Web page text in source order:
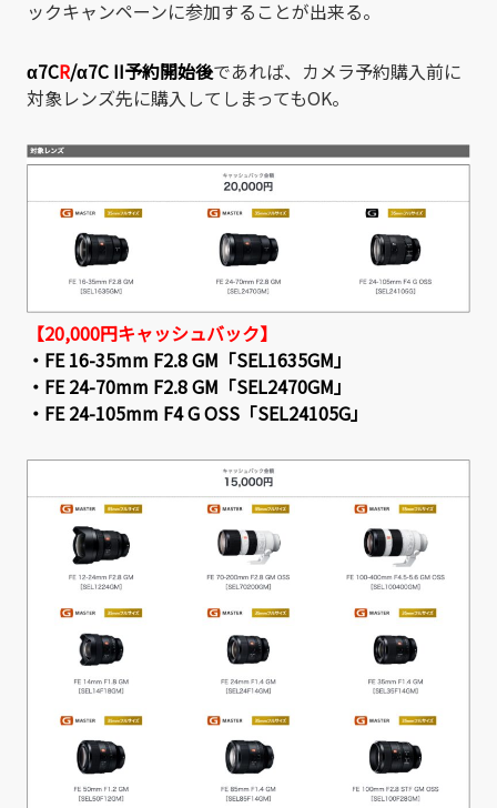
ックキャンペーンに参加することが出来る。
α7CR/α7C II予約開始後であれば、カメラ予約購入前に
対象レンズ先に購入してしまってもOK。
【20,000円キャッシュバック】
・FE 16-35mm F2.8 GM「SEL1635GM」
・FE 24-70mm F2.8 GM「SEL2470GM」
・FE 24-105mm F4 G OSS「SEL24105G」